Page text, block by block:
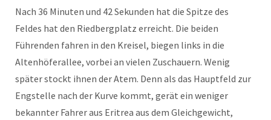
Nach 36 Minuten und 42 Sekunden hat die Spitze des
Feldes hat den Riedbergplatz erreicht. Die beiden
Führenden fahren in den Kreisel, biegen links in die
Altenhöferallee, vorbei an vielen Zuschauern. Wenig
später stockt ihnen der Atem. Denn als das Hauptfeld zur
Engstelle nach der Kurve kommt, gerät ein weniger
bekannter Fahrer aus Eritrea aus dem Gleichgewicht,